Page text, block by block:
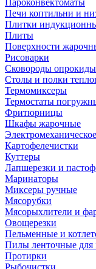
Пароконвектоматы
Печи коптильни и
Плитки
Плиты
Поверхности
Рисоварки
Сковороды
Столы и полки
Термомиксеры
Термостаты
Фритюрницы
Шкафы жарочные
Картофелечистки
Куттеры
Лапшерезки и
Маринаторы
Миксеры ручные
Мясорубки
Мясорыхлители и
Овощерезки
Пельменные и
Пилы ленточные для
Протирки
Рыбочистки